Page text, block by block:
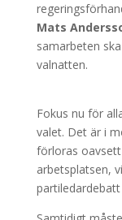
Mats
samarbeten
valnatten.
Fokus nu för
valet. Det är i
förloras
arbetsplatsen,